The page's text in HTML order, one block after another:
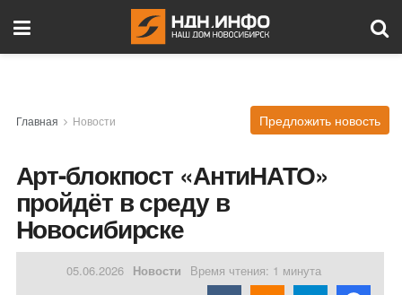
Главная Новости Предложить новость
Арт-блокпост «АнтиНАТО»
пройдёт в среду в
Новосибирске
05.06.2026 Новости Время чтения: 1 минута